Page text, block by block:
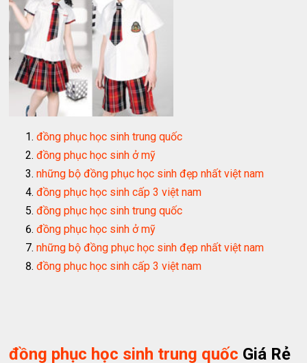
đồng phục học sinh trung quốc
đồng phục học sinh ở mỹ
những bộ đồng phục học sinh đẹp nhất việt nam
đồng phục học sinh cấp 3 việt nam
đồng phục học sinh trung quốc
đồng phục học sinh ở mỹ
những bộ đồng phục học sinh đẹp nhất việt nam
đồng phục học sinh cấp 3 việt nam
đồng phục học sinh trung quốc Giá Rẻ